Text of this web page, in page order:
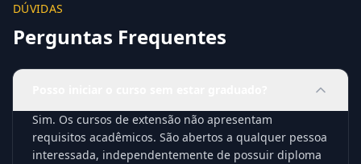
DÚVIDAS
Perguntas Frequentes
Sim. Os cursos de extensão não apresentam
requisitos acadêmicos. São abertos a qualquer pessoa
interessada, independentemente de possuir diploma